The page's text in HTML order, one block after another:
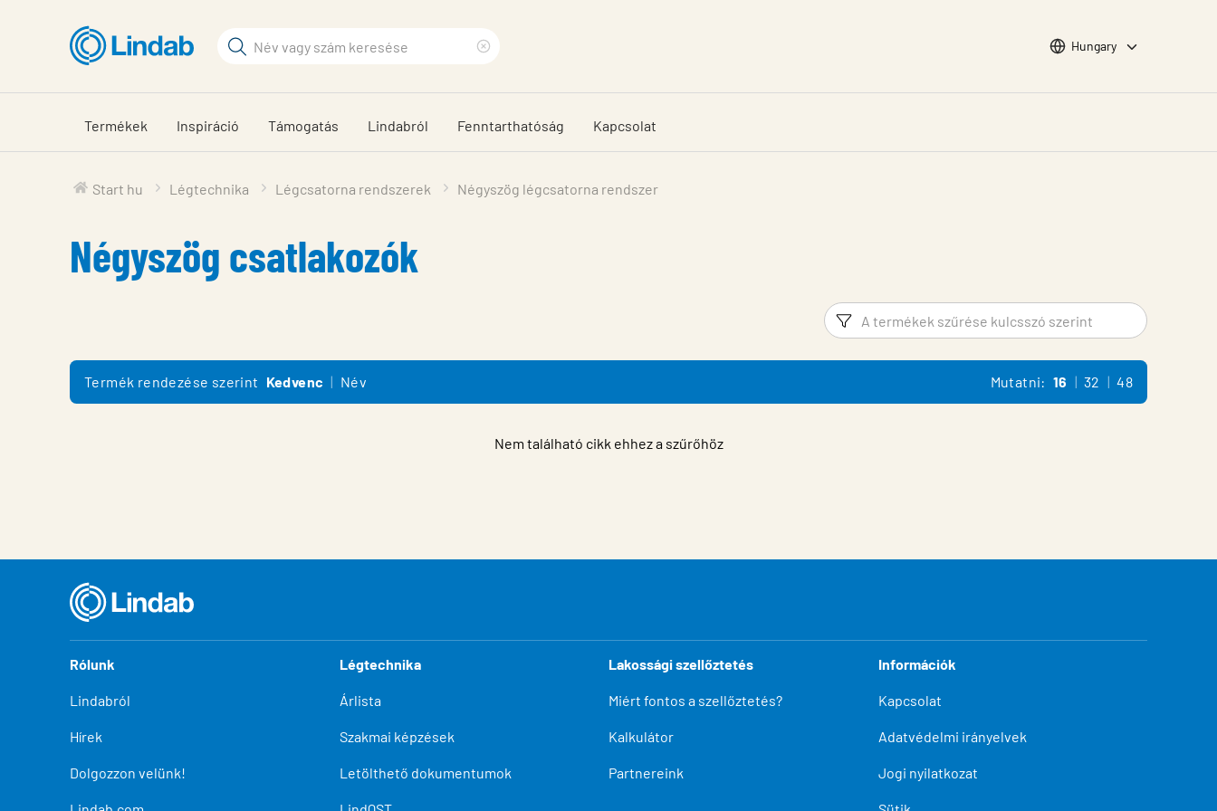
tartalomhoz
Keresési
keresése
search
phrase
Choose languge
Hungary
Termékek Inspiráció Támogatás Lindabról Fenntarthatóság Kapcsolat
Start hu Légtechnika Légcsatorna rendszerek Négyszög légcsatorna rendszer
Négyszög csatlakozók
Szűrő Termék
Termék rendezése szerint Kedvenc Név Mutatni: 16 32 48
Nem található cikk ehhez a szűrőhöz
Rólunk
Lindabról
Hírek
Dolgozzon velünk!
Légtechnika
Árlista
Szakmai képzések
Letölthető dokumentumok
Lakossági szellőztetés
Miért fontos a szellőztetés?
Kalkulátor
Partnereink
Információk
Kapcsolat
Adatvédelmi irányelvek
Jogi nyilatkozat